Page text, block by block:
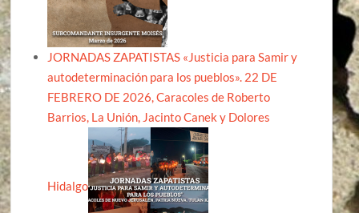
JORNADAS ZAPATISTAS «Justicia para Samir y
autodeterminación para los pueblos». 22 DE
FEBRERO DE 2026, Caracoles de Roberto
Barrios, La Unión, Jacinto Canek y Dolores
Hidalgo